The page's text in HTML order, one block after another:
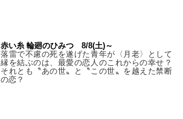
赤い糸 輪廻のひみつ 8/8(土)～
落雷で不慮の死を遂げた青年が〈月老〉として
縁を結ぶのは、最愛の恋人のこれからの幸せ？
それとも〝あの世〟と〝この世〟を越えた禁断
の恋？